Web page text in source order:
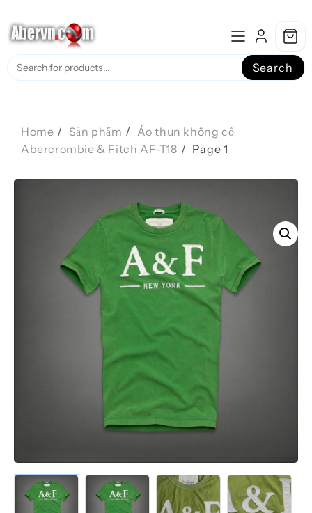
to
content
Search
Home Sản phẩm
Áo thun không cổ
Abercrombie & Fitch AF-T18
Page 1